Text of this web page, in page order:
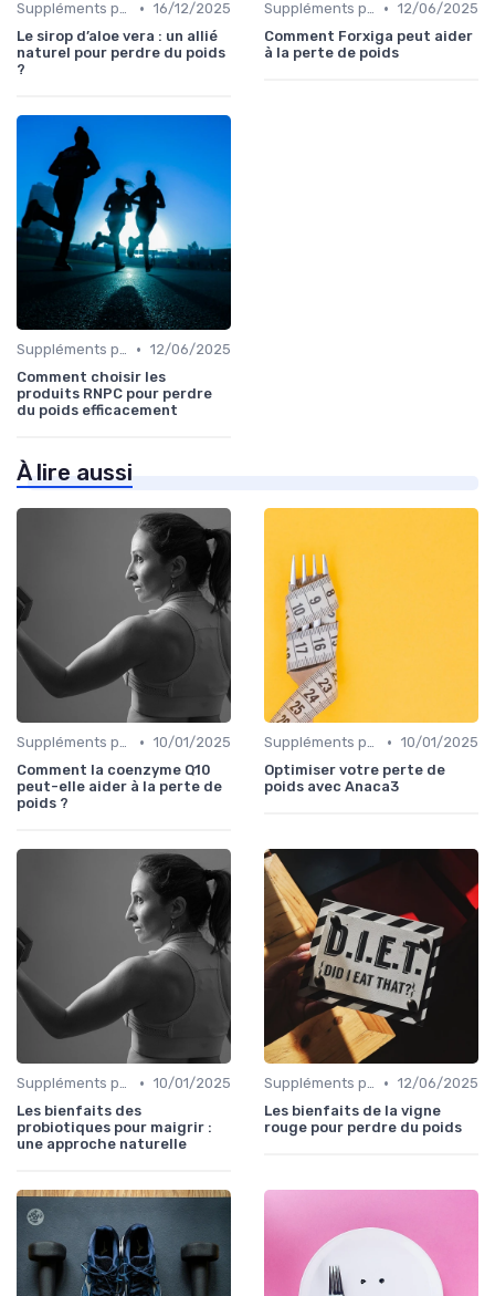
Suppléments pour la perte de poids • 16/12/2025
Le sirop d’aloe vera : un allié
naturel pour perdre du poids
?
Suppléments pour la perte de poids • 12/06/2025
Comment Forxiga peut aider
à la perte de poids
Suppléments pour la perte de poids • 12/06/2025
Comment choisir les
produits RNPC pour perdre
du poids efficacement
À lire aussi
Suppléments pour la perte de poids • 10/01/2025
Comment la coenzyme Q10
peut-elle aider à la perte de
poids ?
Suppléments pour la perte de poids • 10/01/2025
Optimiser votre perte de
poids avec Anaca3
Suppléments pour la perte de poids • 10/01/2025
Les bienfaits des
probiotiques pour maigrir :
une approche naturelle
Suppléments pour la perte de poids • 12/06/2025
Les bienfaits de la vigne
rouge pour perdre du poids